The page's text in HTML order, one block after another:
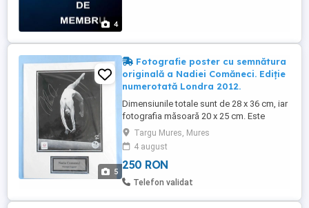
4
5
Fotografie poster cu semnătura
originală a Nadiei Comăneci. Ediție
numerotată Londra 2012.
Dimensiunile totale sunt de 28 x 36 cm, iar
fotografia măsoară 20 x 25 cm. Este
sigilat original și nu a fost deschis
niciodată în aproape 15 ani. Este foarte
bine conservat. Expediez doar prin firma
de curierat, cu garanția Livrare cu
Verificare și ramburs la livrare. Comunicare
Targu Mures, Mures
4 august
250 RON
Telefon validat